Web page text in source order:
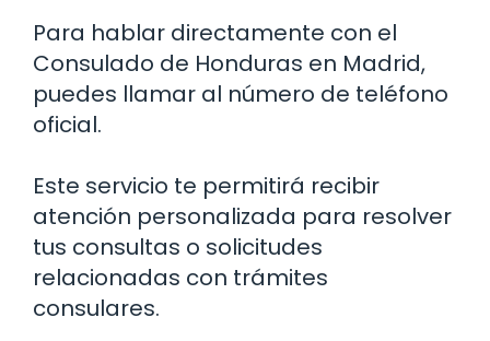
Para hablar directamente con el
Consulado de Honduras en Madrid,
puedes llamar al número de teléfono
oficial.
Este servicio te permitirá recibir
atención personalizada para resolver
tus consultas o solicitudes
relacionadas con trámites
consulares.